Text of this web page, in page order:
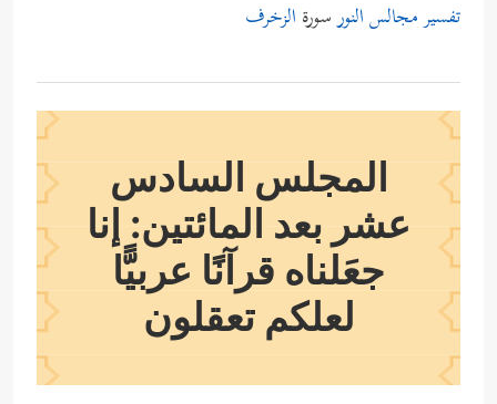
تفسير مجالس النورسورة الزخرف
المجلس السادس
عشر بعد المائتين: إنا
جعَلناه قرآنًا عربيًّا
لعلكم تعقلون